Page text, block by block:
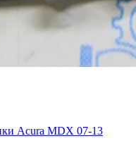
Acura MDX 07-13